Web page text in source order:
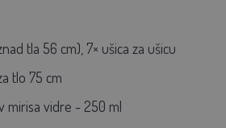
tla 56 cm), 7× ušica za ušicu
tlo 75 cm
mirisa vidre - 250 ml